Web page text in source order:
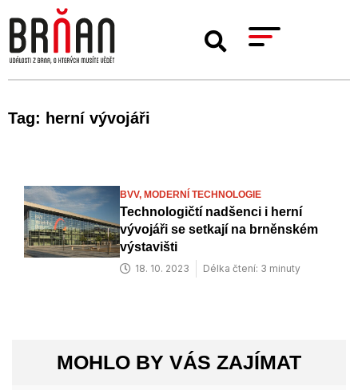
Tag: herní vývojáři
BVV, MODERNÍ TECHNOLOGIE
Technologičtí nadšenci i herní
vývojáři se setkají na brněnském
výstavišti
18. 10. 2023 Délka čtení: 3 minuty
MOHLO BY VÁS ZAJÍMAT